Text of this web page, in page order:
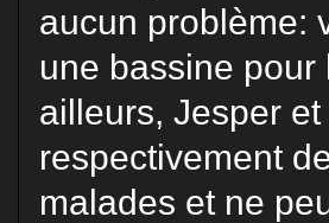
aucun problème:
une bassine
ailleurs, Jesper
respectivement
malades et ne